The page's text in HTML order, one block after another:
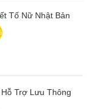
Tố Nữ Nhật Bản
Trợ Lưu Thông